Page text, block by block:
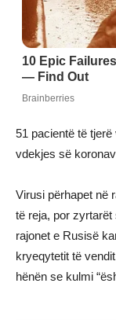
51 pacientë të
vdekjes së
Virusi përhapet në
të reja, por
rajonet e Rusisë
kryeqytetit të
hënën se kulmi